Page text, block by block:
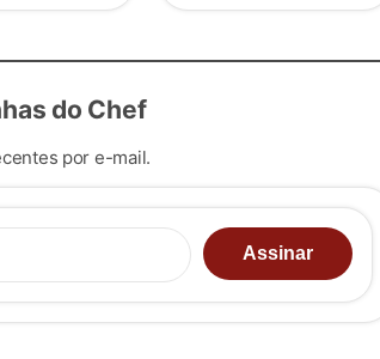
do Chef
por e-mail.
e-mail…
Assinar